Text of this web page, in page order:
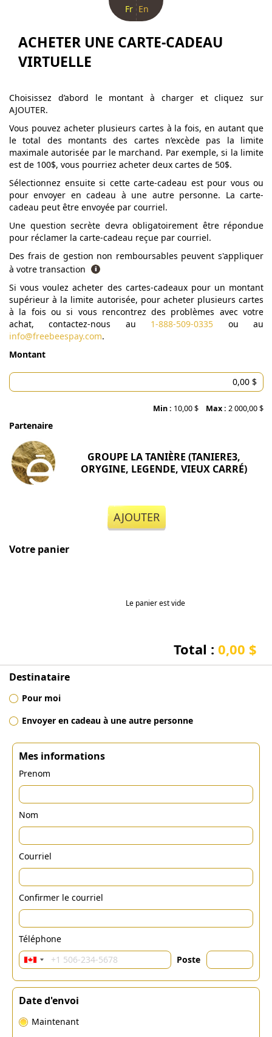
Fr En
ACHETER UNE CARTE-CADEAU
VIRTUELLE
Choisissez d’abord le montant à charger et cliquez sur
AJOUTER.
Vous pouvez acheter plusieurs cartes à la fois, en autant que
le total des montants des cartes n’excède pas la limite
maximale autorisée par le marchand. Par exemple, si la limite
est de 100$, vous pourriez acheter deux cartes de 50$.
Sélectionnez ensuite si cette carte-cadeau est pour vous ou
pour envoyer en cadeau à une autre personne. La carte-
cadeau peut être envoyée par courriel.
Une question secrète devra obligatoirement être répondue
pour réclamer la carte-cadeau reçue par courriel.
Des frais de gestion non remboursables peuvent s'appliquer
à votre transaction
Si vous voulez acheter des cartes-cadeaux pour un montant
supérieur à la limite autorisée, pour acheter plusieurs cartes
à la fois ou si vous rencontrez des problèmes avec votre
achat, contactez-nous au 1-888-509-0335 ou au
info@freebeespay.com.
Montant
Min : 10,00 $ Max : 2 000,00 $
Partenaire
GROUPE LA TANIÈRE (TANIERE3,
ORYGINE, LEGENDE, VIEUX CARRÉ)
AJOUTER
Votre panier
Le panier est vide
Total : 0,00 $
Destinataire
Pour moi
Envoyer en cadeau à une autre personne
Mes informations
Prenom
Nom
Courriel
Confirmer le courriel
Téléphone
Poste
Date d'envoi
Maintenant